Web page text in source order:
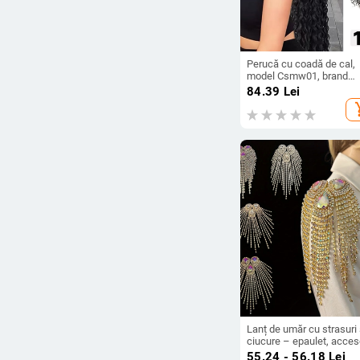
Perucă cu coadă de cal,
model Csmw01, brand
Thousand Poems, păr
temperaturi înalte,
tehnologie de procesare:
84.39 Lei
Lanț de umăr cu strasuri
ciucure – epaulet,
corsage pentru rochie și
55.24 - 56.18 Lei